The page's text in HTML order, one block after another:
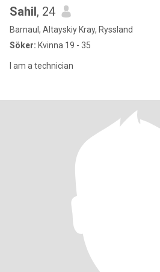
Sahil, 24
Barnaul, Altayskiy Kray, Ryssland
Söker: Kvinna 19 - 35
I am a technician